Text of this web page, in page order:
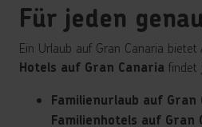
Für jeden
Ein Urlaub auf Gran Canaria
Hotels auf Gran Canaria findet
Familienurlaub auf Gran
Familienhotels auf Gran